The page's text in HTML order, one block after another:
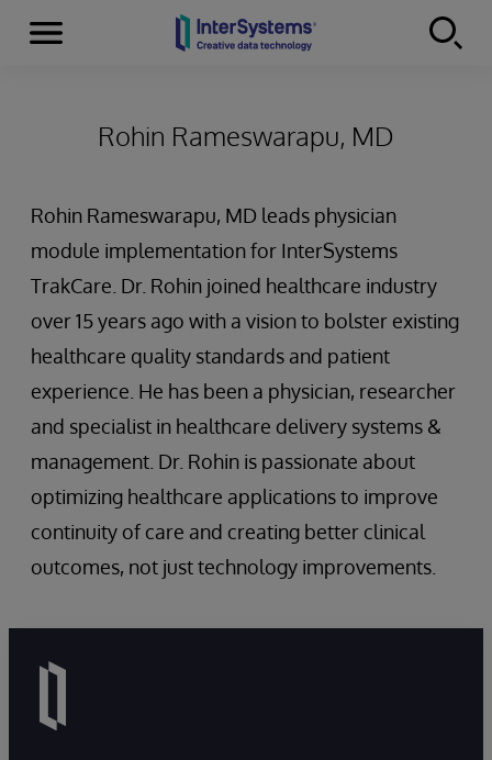
Skip to content
Menu
Rohin Rameswarapu, MD
Rohin Rameswarapu, MD leads physician
module implementation for InterSystems
TrakCare. Dr. Rohin joined healthcare industry
over 15 years ago with a vision to bolster existing
healthcare quality standards and patient
experience. He has been a physician, researcher
and specialist in healthcare delivery systems &
management. Dr. Rohin is passionate about
optimizing healthcare applications to improve
continuity of care and creating better clinical
outcomes, not just technology improvements.